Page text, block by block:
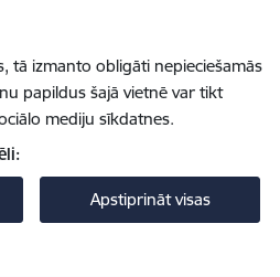
tā izmanto obligāti nepieciešamās
papildus šajā vietnē var tikt
mediju sīkdatnes.
Apstiprināt visas